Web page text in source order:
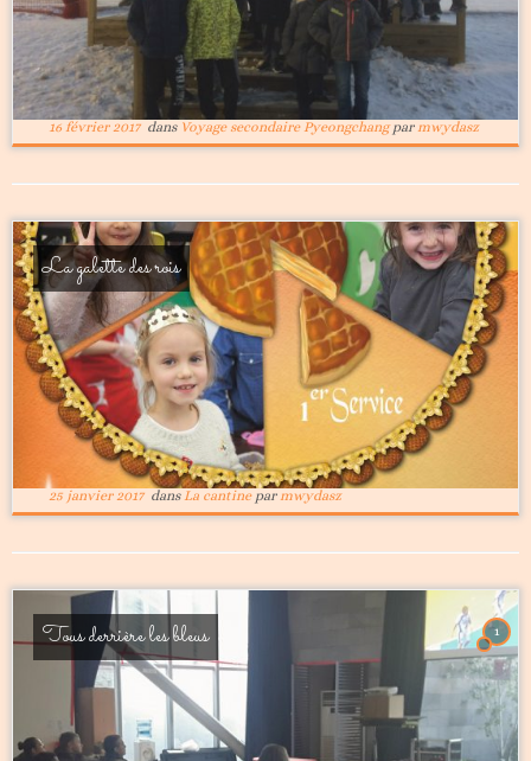
16 février 2017dans Voyage secondaire Pyeongchangparmwydasz
La galette des rois
25 janvier 2017dansLa cantine parmwydasz
1
Tous derrière les bleus